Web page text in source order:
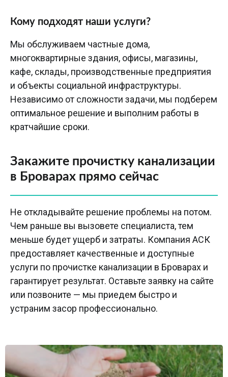
Кому подходят наши услуги?
Мы обслуживаем частные дома,
многоквартирные здания, офисы, магазины,
кафе, склады, производственные предприятия
и объекты социальной инфраструктуры.
Независимо от сложности задачи, мы подберем
оптимальное решение и выполним работы в
кратчайшие сроки.
Закажите прочистку канализации
в Броварах прямо сейчас
Не откладывайте решение проблемы на потом.
Чем раньше вы вызовете специалиста, тем
меньше будет ущерб и затраты. Компания АСК
предоставляет качественные и доступные
услуги по прочистке канализации в Броварах и
гарантирует результат. Оставьте заявку на сайте
или позвоните — мы приедем быстро и
устраним засор профессионально.